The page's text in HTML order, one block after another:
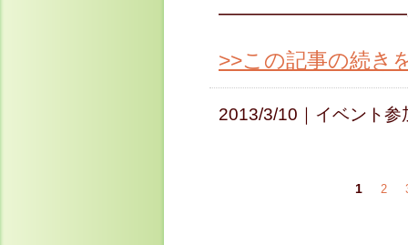
>>この記事の続き
2013/3/10｜ イベント参
1 2